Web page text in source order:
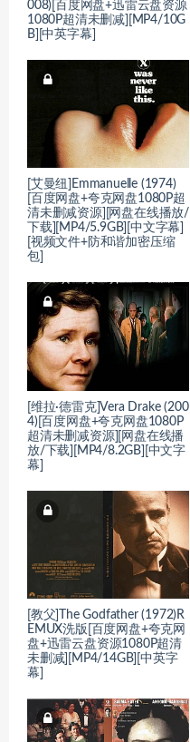
008)[百度网盘+迅雷云盘资源
1080P超清未删减][MP4/10G
B][中英字幕]
[艾曼纽]Emmanuelle (1974)
[百度网盘+夸克网盘1080P超
清未删减资源][网盘在线播放/
下载][MP4/5.9GB][中文字幕]
[视频文件+防和谐加密压缩
包]
[维拉·德雷克]Vera Drake (200
4)[百度网盘+夸克网盘1080P
超清未删减资源][网盘在线播
放/下载][MP4/8.2GB][中文字
幕]
[教父]The Godfather (1972)R
EMUX洗版[百度网盘+夸克网
盘+迅雷云盘资源1080P超清
未删减][MP4/14GB][中英字
幕]